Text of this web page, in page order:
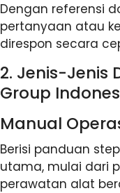
Dengan referensi
pertanyaan atau
direspon secara
2. Jenis-Jenis
Group
Manual
Berisi panduan
utama, mulai dari
perawatan alat